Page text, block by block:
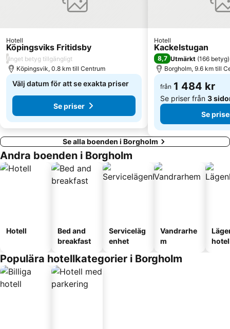
Hotell
Köpingsviks Fritidsby
/Inget betyg tillgängligt
Köpingsvik, 0.8 km till Centrum
Välj datum för att se exakta priser
Se priser
Hotell
Kackelstugan
8,7 Utmärkt (166 betyg)
Borgholm, 9.6 km till
från 1 484 kr
Se priser från 3
Se
Se alla boenden i Borgholm
Andra boenden i Borgholm
Hotell
Bed and
breakfast
Serviceläg
enhet
Vandrarhe
m
Populära hotellkategorier i Borgholm